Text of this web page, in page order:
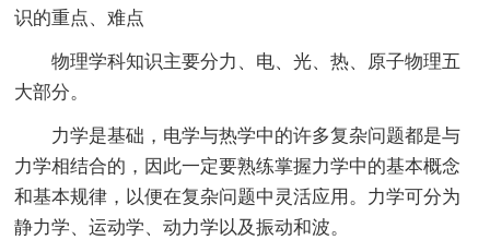
识的重点、难点
物理学科知识主要分力、电、光、热、原子物理五
大部分。
力学是基础，电学与热学中的许多复杂问题都是与
力学相结合的，因此一定要熟练掌握力学中的基本概念
和基本规律，以便在复杂问题中灵活应用。力学可分为
静力学、运动学、动力学以及振动和波。